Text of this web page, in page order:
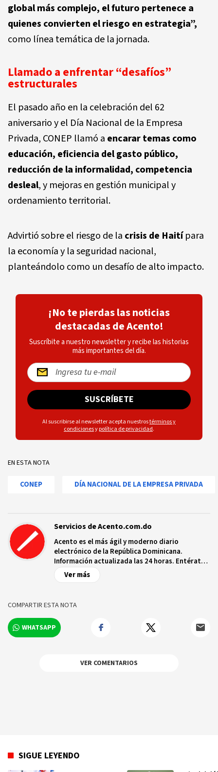
global más complejo, el futuro pertenece a
quienes convierten el riesgo en estrategia”,
como línea temática de la jornada.
Llamado a enfrentar “desafíos”
estructurales
El pasado año en la celebración del 62
aniversario y el Día Nacional de la Empresa
Privada, CONEP llamó a encarar temas como
educación, eficiencia del gasto público,
reducción de la informalidad, competencia
desleal, y mejoras en gestión municipal y
ordenamiento territorial.
Advirtió sobre el riesgo de la crisis de Haitípara
la economía y la seguridad nacional,
planteándolo como un desafío de alto impacto.
¡No te pierdas las noticias
destacadas de Acento!
Suscríbite a nuestro newsletter y recibe las historias
más importantes del día.
SUSCRÍBETE
Al suscribirse al newsletter acepta nuestrostérminos y
condicionesypolítica de privacidad.
EN ESTA NOTA
CONEP DÍA NACIONAL DE LA EMPRESA PRIVADA
Servicios de Acento.com.do
Acento es el más ágil y moderno diario
electrónico de la República Dominicana.
Información actualizada las 24 horas. Entérate
de las noticias y sucesos más importantes a
nivel nacional e internacional, videos y fotos
Ver más
COMPARTIR ESTA NOTA
WHATSAPP
VER COMENTARIOS
SIGUE LEYENDO